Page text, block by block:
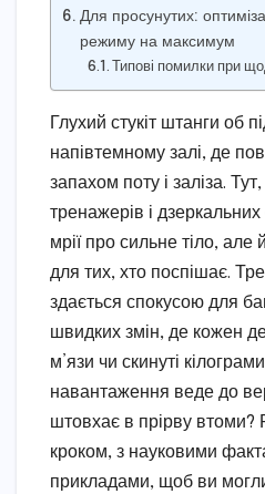
Для просунутих:
режиму на максимум
Типові помилки при
Глухий стукіт штанги об
напівтемному залі, де
запахом поту і заліза.
тренажерів і
мрії про сильне тіло, але
для тих, хто поспішає.
здається спокусою для
швидких змін, де кожен
м’язи чи скинуті
навантаження веде до
штовхає в прірву втоми?
кроком, з науковими
прикладами, щоб ви